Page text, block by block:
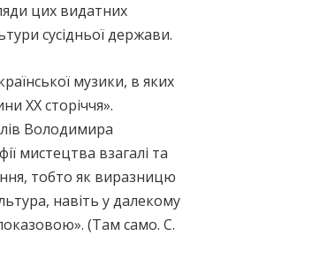
цих видатних
сусідньої держави.
музики, в яких
ХХ сторіччя».
Володимира
мистецтва взагалі та
тобто як виразницю
навіть у далекому
(Там само. С.